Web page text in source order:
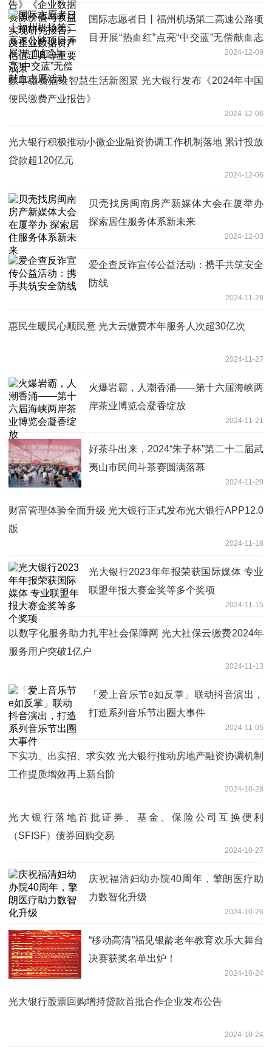
估值工具等重要成果
国际志愿者日丨福州机场第二高速公路项
目开展“热血红”点亮“中交蓝”无偿献血志
2024-12-09
数字缴费描绘智慧生活新图景 光大银行发布《2024年中国
便民缴费产业报告》
2024-12-06
光大银行积极推动小微企业融资协调工作机制落地 累计投放
贷款超120亿元
2024-12-06
贝壳找房闽南房产新媒体大会在厦举办
探索居住服务体系新未来
2024-12-03
爱企查反诈宣传公益活动：携手共筑安全
防线
2024-11-28
惠民生暖民心顺民意 光大云缴费本年服务人次超30亿次
2024-11-27
火爆岩霸，人潮香涌——第十六届海峡两
岸茶业博览会凝香绽放
2024-11-21
好茶斗出来，2024“朱子杯”第二十二届武
夷山市民间斗茶赛圆满落幕
2024-11-20
财富管理体验全面升级 光大银行正式发布光大银行APP12.0
版
2024-11-18
光大银行2023年年报荣获国际媒体 专业
联盟年报大赛金奖等多个奖项
2024-11-15
以数字化服务助力扎牢社会保障网 光大社保云缴费2024年
服务用户突破1亿户
2024-11-13
「爱上音乐节e如反掌」联动抖音演出，
打造系列音乐节出圈大事件
2024-11-05
下实功、出实招、求实效 光大银行推动房地产融资协调机制
工作提质增效再上新台阶
2024-10-28
光大银行落地首批证券、基金、保险公司互换便利
（SFISF）债券回购交易
2024-10-27
庆祝福清妇幼办院40周年，擎朗医疗助
力数智化升级
2024-10-26
“移动高清”福见银龄老年教育欢乐大舞台
决赛获奖名单出炉！
2024-10-24
光大银行股票回购增持贷款首批合作企业发布公告
2024-10-24